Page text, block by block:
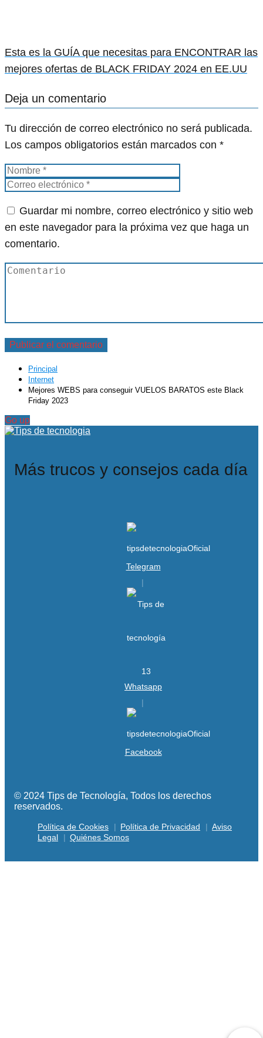
Esta es la GUÍA que necesitas para ENCONTRAR las
mejores ofertas de BLACK FRIDAY 2024 en EE.UU
Deja un comentario
Tu dirección de correo electrónico no será publicada.
Los campos obligatorios están marcados con *
Guardar mi nombre, correo electrónico y sitio web
en este navegador para la próxima vez que haga un
comentario.
Principal
Internet
Mejores WEBS para conseguir VUELOS BARATOS este Black
Friday 2023
Go up
Más trucos y consejos cada día
Telegram
Whatsapp
Facebook
© 2024 Tips de Tecnología, Todos los derechos
reservados.
Política de Cookies Política de Privacidad
Aviso
Legal
Quiénes Somos